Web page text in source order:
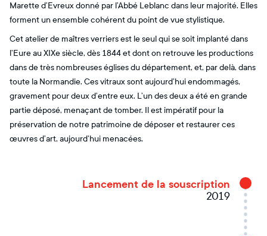
Marette d’Evreux donné par l’Abbé Leblanc dans leur majorité. Elles
forment un ensemble cohérent du point de vue stylistique.
Cet atelier de maîtres verriers est le seul qui se soit implanté dans
l’Eure au XIXe siècle, dès 1844 et dont on retrouve les productions
dans de très nombreuses églises du département, et, par delà, dans
toute la Normandie. Ces vitraux sont aujourd’hui endommagés,
gravement pour deux d’entre eux. L’un des deux a été en grande
partie déposé, menaçant de tomber. Il est impératif pour la
préservation de notre patrimoine de déposer et restaurer ces
œuvres d’art, aujourd’hui menacées.
Lancement de la souscription
2019